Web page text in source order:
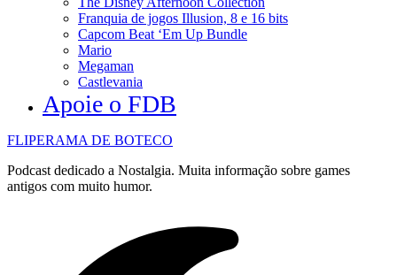
Franquia de jogos Illusion, 8 e 16 bits
Capcom Beat ‘Em Up Bundle
Mario
Megaman
Castlevania
Apoie o FDB
FLIPERAMA DE BOTECO
Podcast dedicado a Nostalgia. Muita informação sobre games
antigos com muito humor.